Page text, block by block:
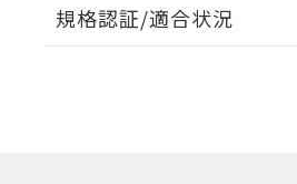
EU RoHS 注意事項・凡例
規格認証/適合状況